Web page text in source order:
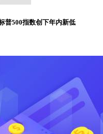
普500指数创下年内新低